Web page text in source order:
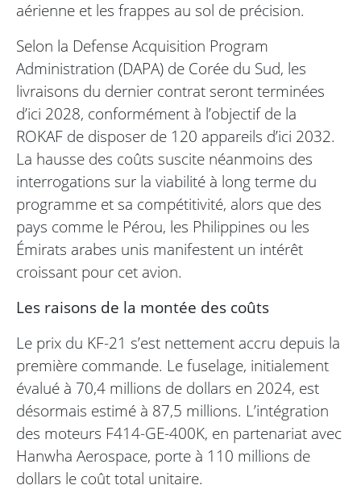
aérienne et les frappes au sol de précision.
Selon la Defense Acquisition Program
Administration (DAPA) de Corée du Sud, les
livraisons du dernier contrat seront terminées
d’ici 2028, conformément à l’objectif de la
ROKAF de disposer de 120 appareils d’ici 2032.
La hausse des coûts suscite néanmoins des
interrogations sur la viabilité à long terme du
programme et sa compétitivité, alors que des
pays comme le Pérou, les Philippines ou les
Émirats arabes unis manifestent un intérêt
croissant pour cet avion.
Les raisons de la montée des coûts
Le prix du KF-21 s’est nettement accru depuis la
première commande. Le fuselage, initialement
évalué à 70,4 millions de dollars en 2024, est
désormais estimé à 87,5 millions. L’intégration
des moteurs F414-GE-400K, en partenariat avec
Hanwha Aerospace, porte à 110 millions de
dollars le coût total unitaire.